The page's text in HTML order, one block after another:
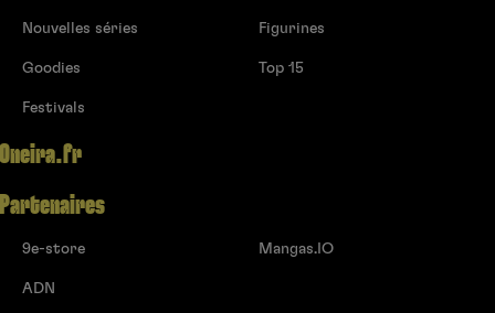
Nouvelles séries
Goodies
Festivals
Figurines
Top 15
Oneira.fr
Partenaires
9e-store
ADN
Mangas.IO